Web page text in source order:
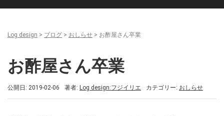
Log design > ブログ > おしらせ > お酢屋さん卒業
お酢屋さん卒業
公開日: 2019-02-06 著者: Log design:フジイリエ カテゴリー: おしらせ